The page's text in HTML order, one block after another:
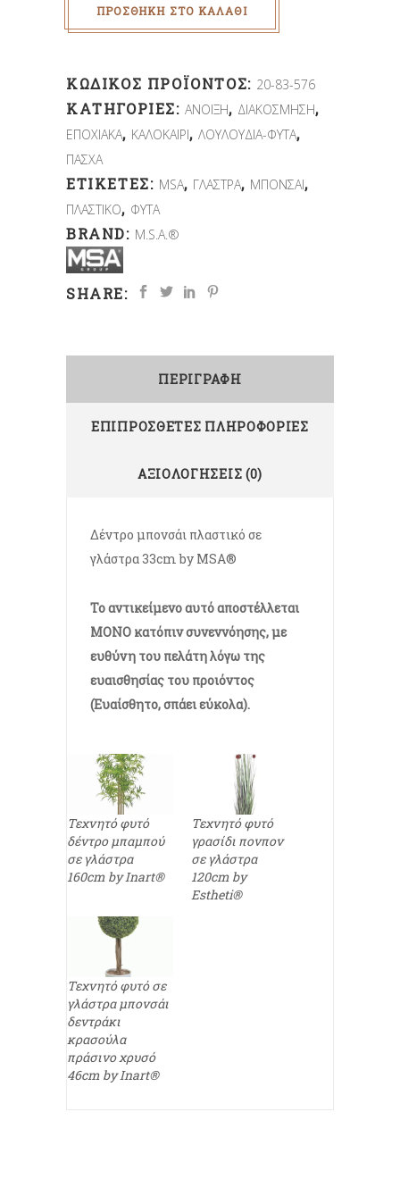
ΠΡΟΣΘΉΚΗ ΣΤΟ ΚΑΛΆΘΙ
ΚΩΔΙΚΌΣ ΠΡΟΪΌΝΤΟΣ: 20-83-576
ΚΑΤΗΓΟΡΊΕΣ:ΑΝΟΙΞΗ, ΔΙΑΚΟΣΜΗΣΗ,
ΕΠΟΧΙΑΚΑ, ΚΑΛΟΚΑΙΡΙ,ΛΟΥΛΟΥΔΙΑ-ΦΥΤΑ,
ΠΑΣΧΑ
ΕΤΙΚΈΤΕΣ: MSA, ΓΛΑΣΤΡΑ, ΜΠΟΝΣΑΙ,
ΠΛΑΣΤΙΚΟ, ΦΥΤΑ
BRAND: M.S.A.®
SHARE:
ΠΕΡΙΓΡΑΦΉ
ΕΠΙΠΡΌΣΘΕΤΕΣ ΠΛΗΡΟΦΟΡΊΕΣ
ΑΞΙΟΛΟΓΉΣΕΙΣ (0)
Δέντρο μπονσάι πλαστικό σε
γλάστρα 33cm by MSA®
Το αντικείμενο αυτό αποστέλλεται
ΜΟΝΟ κατόπιν συνεννόησης, με
ευθύνη του πελάτη λόγω της
ευαισθησίας του προιόντος
(Ευαίσθητο, σπάει εύκολα).
Τεχνητό φυτό
δέντρο μπαμπού
σε γλάστρα
160cm by Inart®
Τεχνητό φυτό
γρασίδι πονπον
σε γλάστρα
120cm by
Estheti®
Τεχνητό φυτό σε
γλάστρα μπονσάι
δεντράκι
κρασούλα
πράσινο χρυσό
46cm by Inart®